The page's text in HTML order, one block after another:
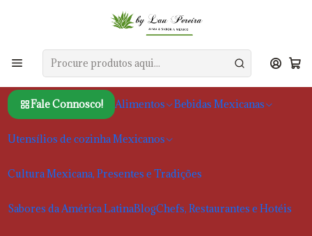
Fale Connosco! Alimentos Bebidas Mexicanas
Utensílios de cozinha Mexicanos
Cultura Mexicana, Presentes e Tradições
Sabores da América LatinaBlogChefs, Restaurantes e Hotéis
Utensílios de cozinha Mexicanos
Utensílios de cozinha e outros produtos
Frigideira em Ferro Fundido para Tortillas Tortillada 26 cm